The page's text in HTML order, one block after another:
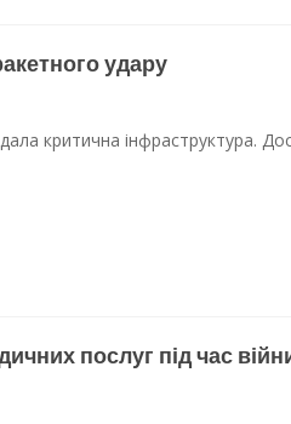
удару
критична інфраструктура.
послуг під час